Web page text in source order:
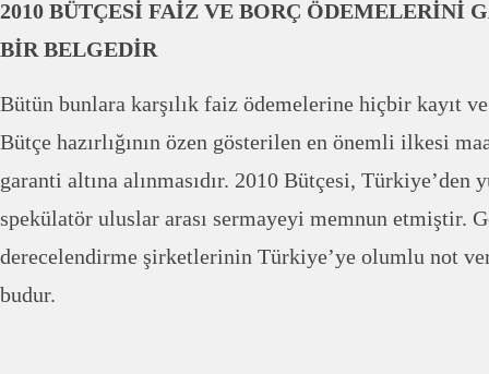
2010 BÜTÇESİ FAİZ VE BORÇ ÖDEMELERİNİ
BİR BELGEDİR
Bütün bunlara karşılık faiz ödemelerine hiçbir kayıt
Bütçe hazırlığının özen gösterilen en önemli ilkesi
garanti altına alınmasıdır. 2010 Bütçesi, Türkiye’den
spekülatör uluslar arası sermayeyi memnun etmiştir.
derecelendirme şirketlerinin Türkiye’ye olumlu not
budur.